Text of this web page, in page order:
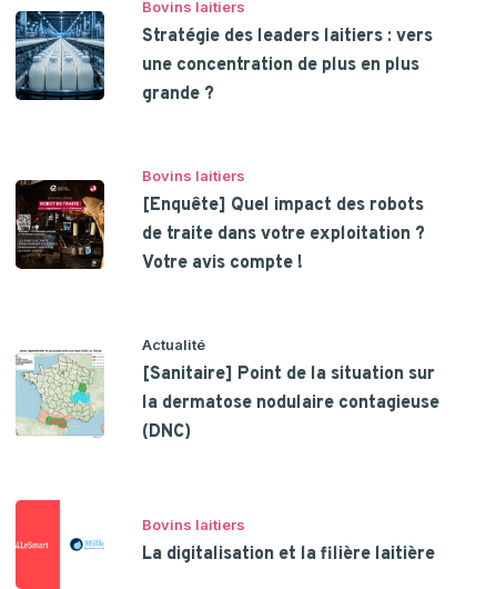
Bovins laitiers
Stratégie des leaders laitiers : vers
une concentration de plus en plus
grande ?
Bovins laitiers
[Enquête] Quel impact des robots
de traite dans votre exploitation ?
Votre avis compte !
Actualité
[Sanitaire] Point de la situation sur
la dermatose nodulaire contagieuse
(DNC)
Bovins laitiers
La digitalisation et la filière laitière